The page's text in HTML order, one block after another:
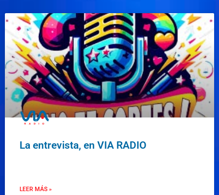
La entrevista, en VIA RADIO
LEER MÁS »